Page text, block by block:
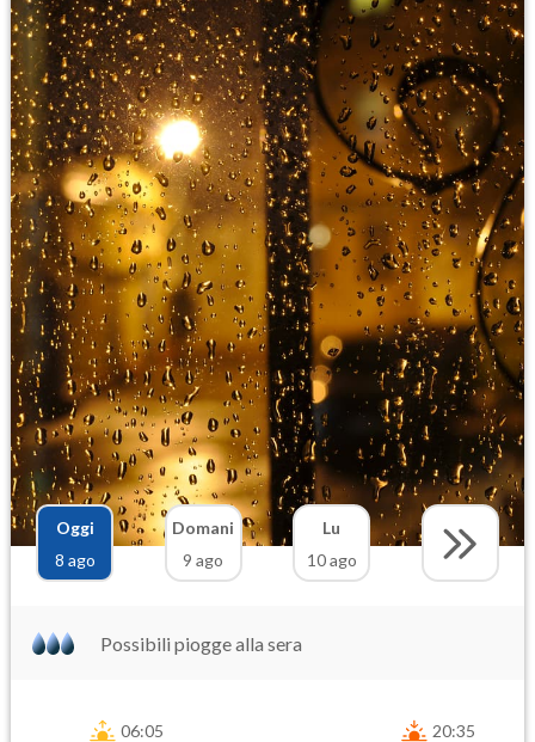
Oggi
8 ago
Domani
9 ago
Lu
10 ago
Possibili piogge alla sera
06:05 20:35